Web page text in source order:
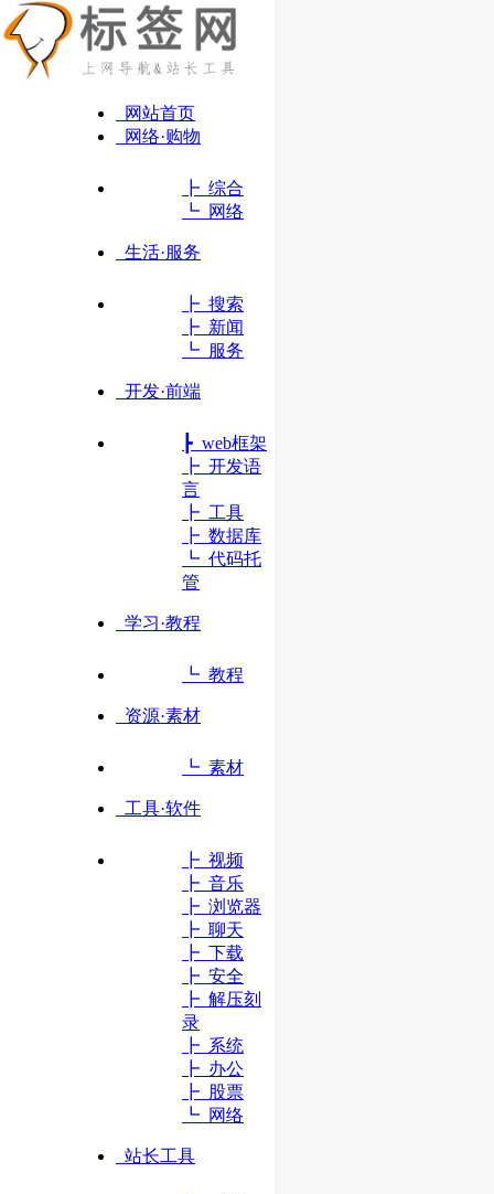
网站首页
网络·购物
┣ 综合
┗ 网络
生活·服务
┣ 搜索
┣ 新闻
┗ 服务
开发·前端
┣ web框架
┣ 开发语
言
┣ 工具
┣ 数据库
┗ 代码托
管
学习·教程
┗ 教程
资源·素材
┗ 素材
工具·软件
┣ 视频
┣ 音乐
┣ 浏览器
┣ 聊天
┣ 下载
┣ 安全
┣ 解压刻
录
┣ 系统
┣ 办公
┣ 股票
┗ 网络
站长工具
开发者的网上家园